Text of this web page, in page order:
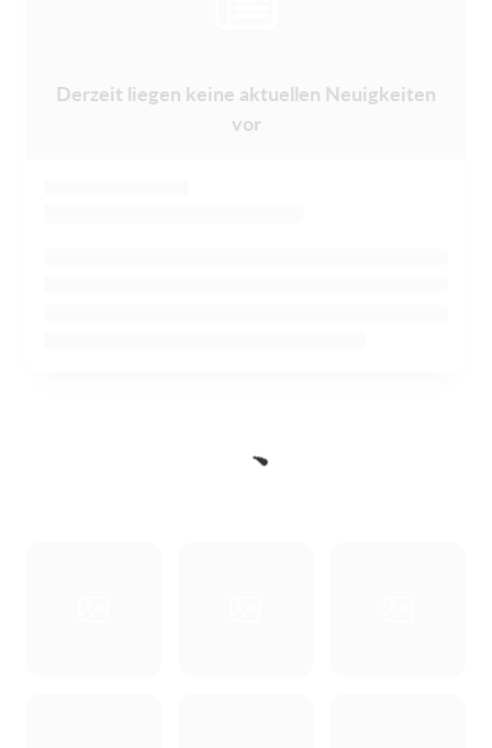
Derzeit liegen keine aktuellen Neuigkeiten
vor